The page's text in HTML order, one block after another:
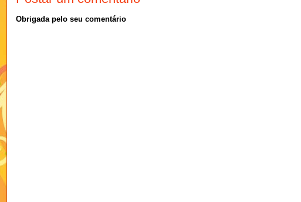
Obrigada pelo seu comentário